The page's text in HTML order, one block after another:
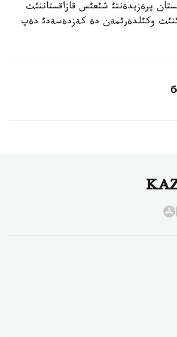
پرةزيدةنتئ شئعئس قازاقستاننئث
وكئلدةرئمةن دة كةزدةسةدئ دةپ